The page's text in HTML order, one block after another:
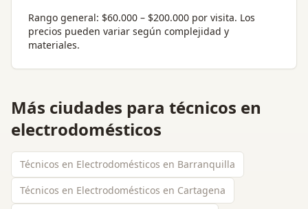
Rango general: $60.000 – $200.000 por visita. Los
precios pueden variar según complejidad y
materiales.
Más ciudades para técnicos en
electrodomésticos
Técnicos en Electrodomésticos en Barranquilla
Técnicos en Electrodomésticos en Cartagena